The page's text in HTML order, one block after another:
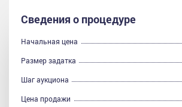
Сведения о процедуре
Начальная цена
Размер задатка
Шаг аукциона
Цена продажи